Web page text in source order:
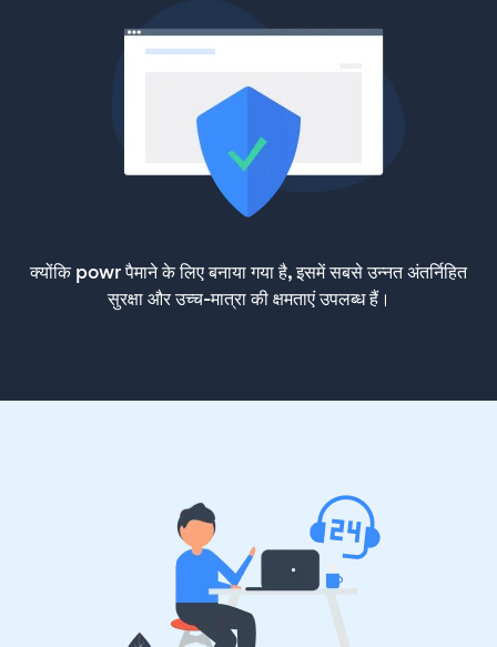
क्योंकि powr पैमाने के लिए बनाया गया है, इसमें सबसे उन्नत अंतर्निहित
सुरक्षा और उच्च-मात्रा की क्षमताएं उपलब्ध हैं।